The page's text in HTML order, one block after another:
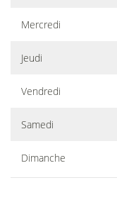
Mercredi
Jeudi
Vendredi
Samedi
Dimanche